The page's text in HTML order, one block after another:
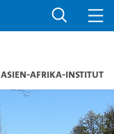
Asien-Afrika-Institut